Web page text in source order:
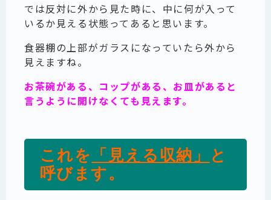
では反対に外から見た時に、中に何が入って
いるか見える状態ってあると思います。
食器棚の上部がガラスになっていたら外から
見えますね。
お茶碗がある、コップがある、お皿があると
言うように開けなくても見えます。
これを 「見える収納」
と
呼びます。